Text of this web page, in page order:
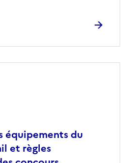
équipements du
et règles